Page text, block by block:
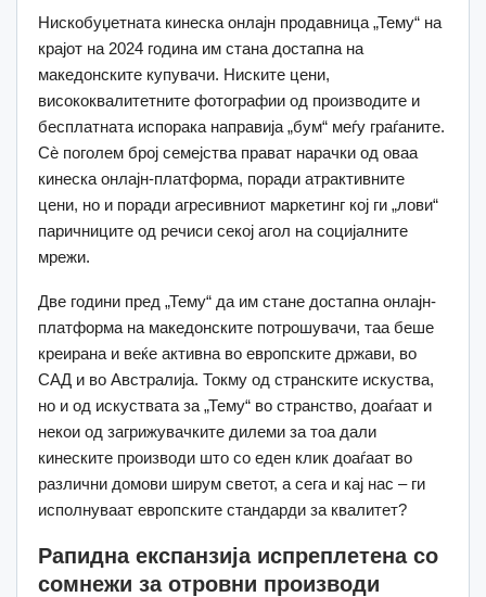
Нискобуџетната кинеска онлајн продавница „Тему“ на
крајот на 2024 година им стана достапна на
македонските купувачи. Ниските цени,
висококвалитетните фотографии од производите и
бесплатната испорака направија „бум“ меѓу граѓаните.
Сè поголем број семејства прават нарачки од оваа
кинеска онлајн-платформа, поради атрактивните
цени, но и поради агресивниот маркетинг кој ги „лови“
паричниците од речиси секој агол на социјалните
мрежи.
Две години пред „Тему“ да им стане достапна онлајн-
платформа на македонските потрошувачи, таа беше
креирана и веќе активна во европските држави, во
САД и во Австралија. Токму од странските искуства,
но и од искуствата за „Тему“ во странство, доаѓаат и
некои од загрижувачките дилеми за тоа дали
кинеските производи што со еден клик доаѓаат во
различни домови ширум светот, а сега и кај нас – ги
исполнуваат европските стандарди за квалитет?
Рапидна експанзија испреплетена со
сомнежи за отровни производи